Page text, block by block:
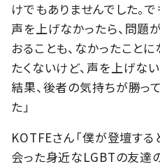
けでもありませんでした。
声を上げなかったら、問題
おることも、なかったこと
たくないけど、声を上げな
結果、後者の気持ちが勝っ
た」
KOTFEさん「僕が登壇す
会った身近なLGBTの友達